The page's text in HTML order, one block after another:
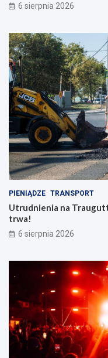
6 sierpnia 2026
PIENIĄDZE TRANSPORT
Utrudnienia na
trwa!
6 sierpnia 2026